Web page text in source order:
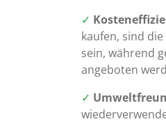
✓
kaufen, sind
sein, während
angeboten
✓